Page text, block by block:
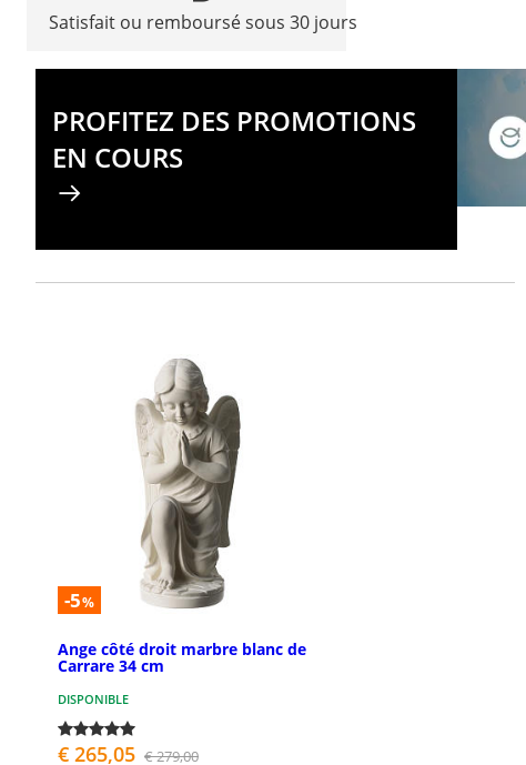
Satisfait ou remboursé sous 30 jours
PROFITEZ DES PROMOTIONS
EN COURS
-5%
Ange côté droit marbre blanc de
Carrare 34 cm
DISPONIBLE
€ 265,05 € 279,00